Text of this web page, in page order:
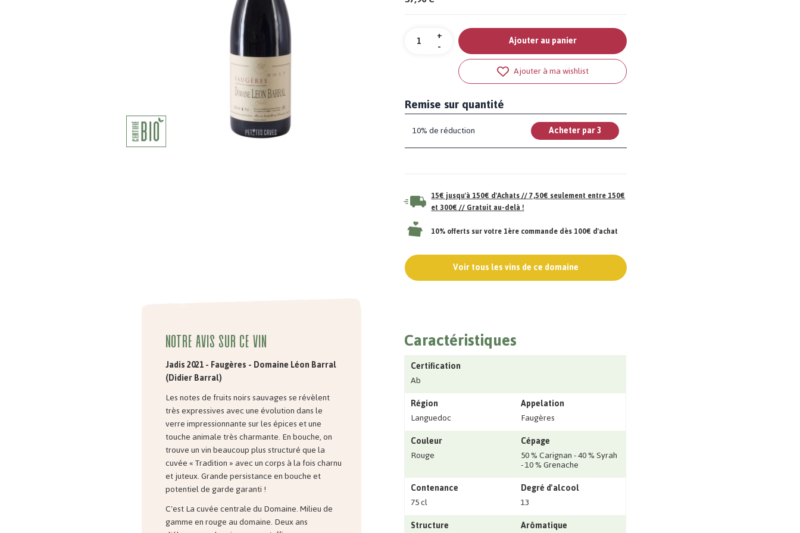
Quantité +
-
Ajouter au panier
Ajouter à ma wishlist
Remise sur quantité
10% de réduction Acheter par 3
15€ jusqu'à 150€ d'Achats // 7,50€ seulement entre 150€
et 300€ // Gratuit au-delà !
10% offerts sur votre 1ère commande dès 100€ d'achat
Voir tous les vins de ce domaine
Notre avis sur ce vin
Jadis 2021 - Faugères - Domaine Léon Barral
(Didier Barral)
Les notes de fruits noirs sauvages se révèlent
très expressives avec une évolution dans le
verre impressionnante sur les épices et une
touche animale très charmante. En bouche, on
trouve un vin beaucoup plus structuré que la
cuvée « Tradition » avec un corps à la fois charnu
et juteux. Grande persistance en bouche et
potentiel de garde garanti !
C'est La cuvée centrale du Domaine. Milieu de
gamme en rouge au domaine. Deux ans
Caractéristiques
Certification
Ab
Région
Languedoc
Appelation
Faugères
Couleur
Rouge
Cépage
50 % Carignan - 40 % Syrah
- 10 % Grenache
Contenance
75 cl
Degré d'alcool
13
Structure
Arômatique